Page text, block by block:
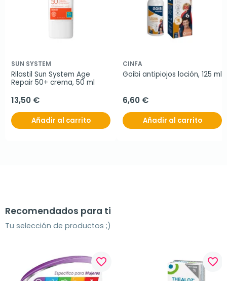
SUN SYSTEM
Rilastil Sun System Age
Repair 50+ crema, 50 ml
13,50 €
Añadir al carrito
CINFA
Goibi antipiojos loción, 125 ml
6,60 €
Añadir al carrito
Recomendados para ti
Tu selección de productos ;)
favorite_border favorite_border